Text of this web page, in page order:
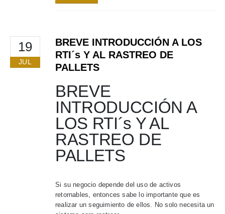
19
JUL
BREVE INTRODUCCIÓN A LOS
RTI´s Y AL RASTREO DE
PALLETS
BREVE
INTRODUCCIÓN A
LOS RTI´s Y AL
RASTREO DE
PALLETS
Si su negocio depende del uso de activos
retornables, entonces sabe lo importante que es
realizar un seguimiento de ellos. No solo necesita un